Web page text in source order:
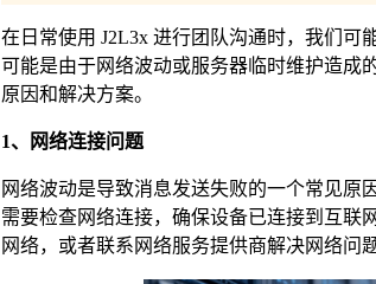
在日常使用 J2L3x 进行团队沟通时，我们
可能是由于网络波动或服务器临时维护造成
原因和解决方案。
1、网络连接问题
网络波动是导致消息发送失败的一个常见原
需要检查网络连接，确保设备已连接到互联
网络，或者联系网络服务提供商解决网络问题